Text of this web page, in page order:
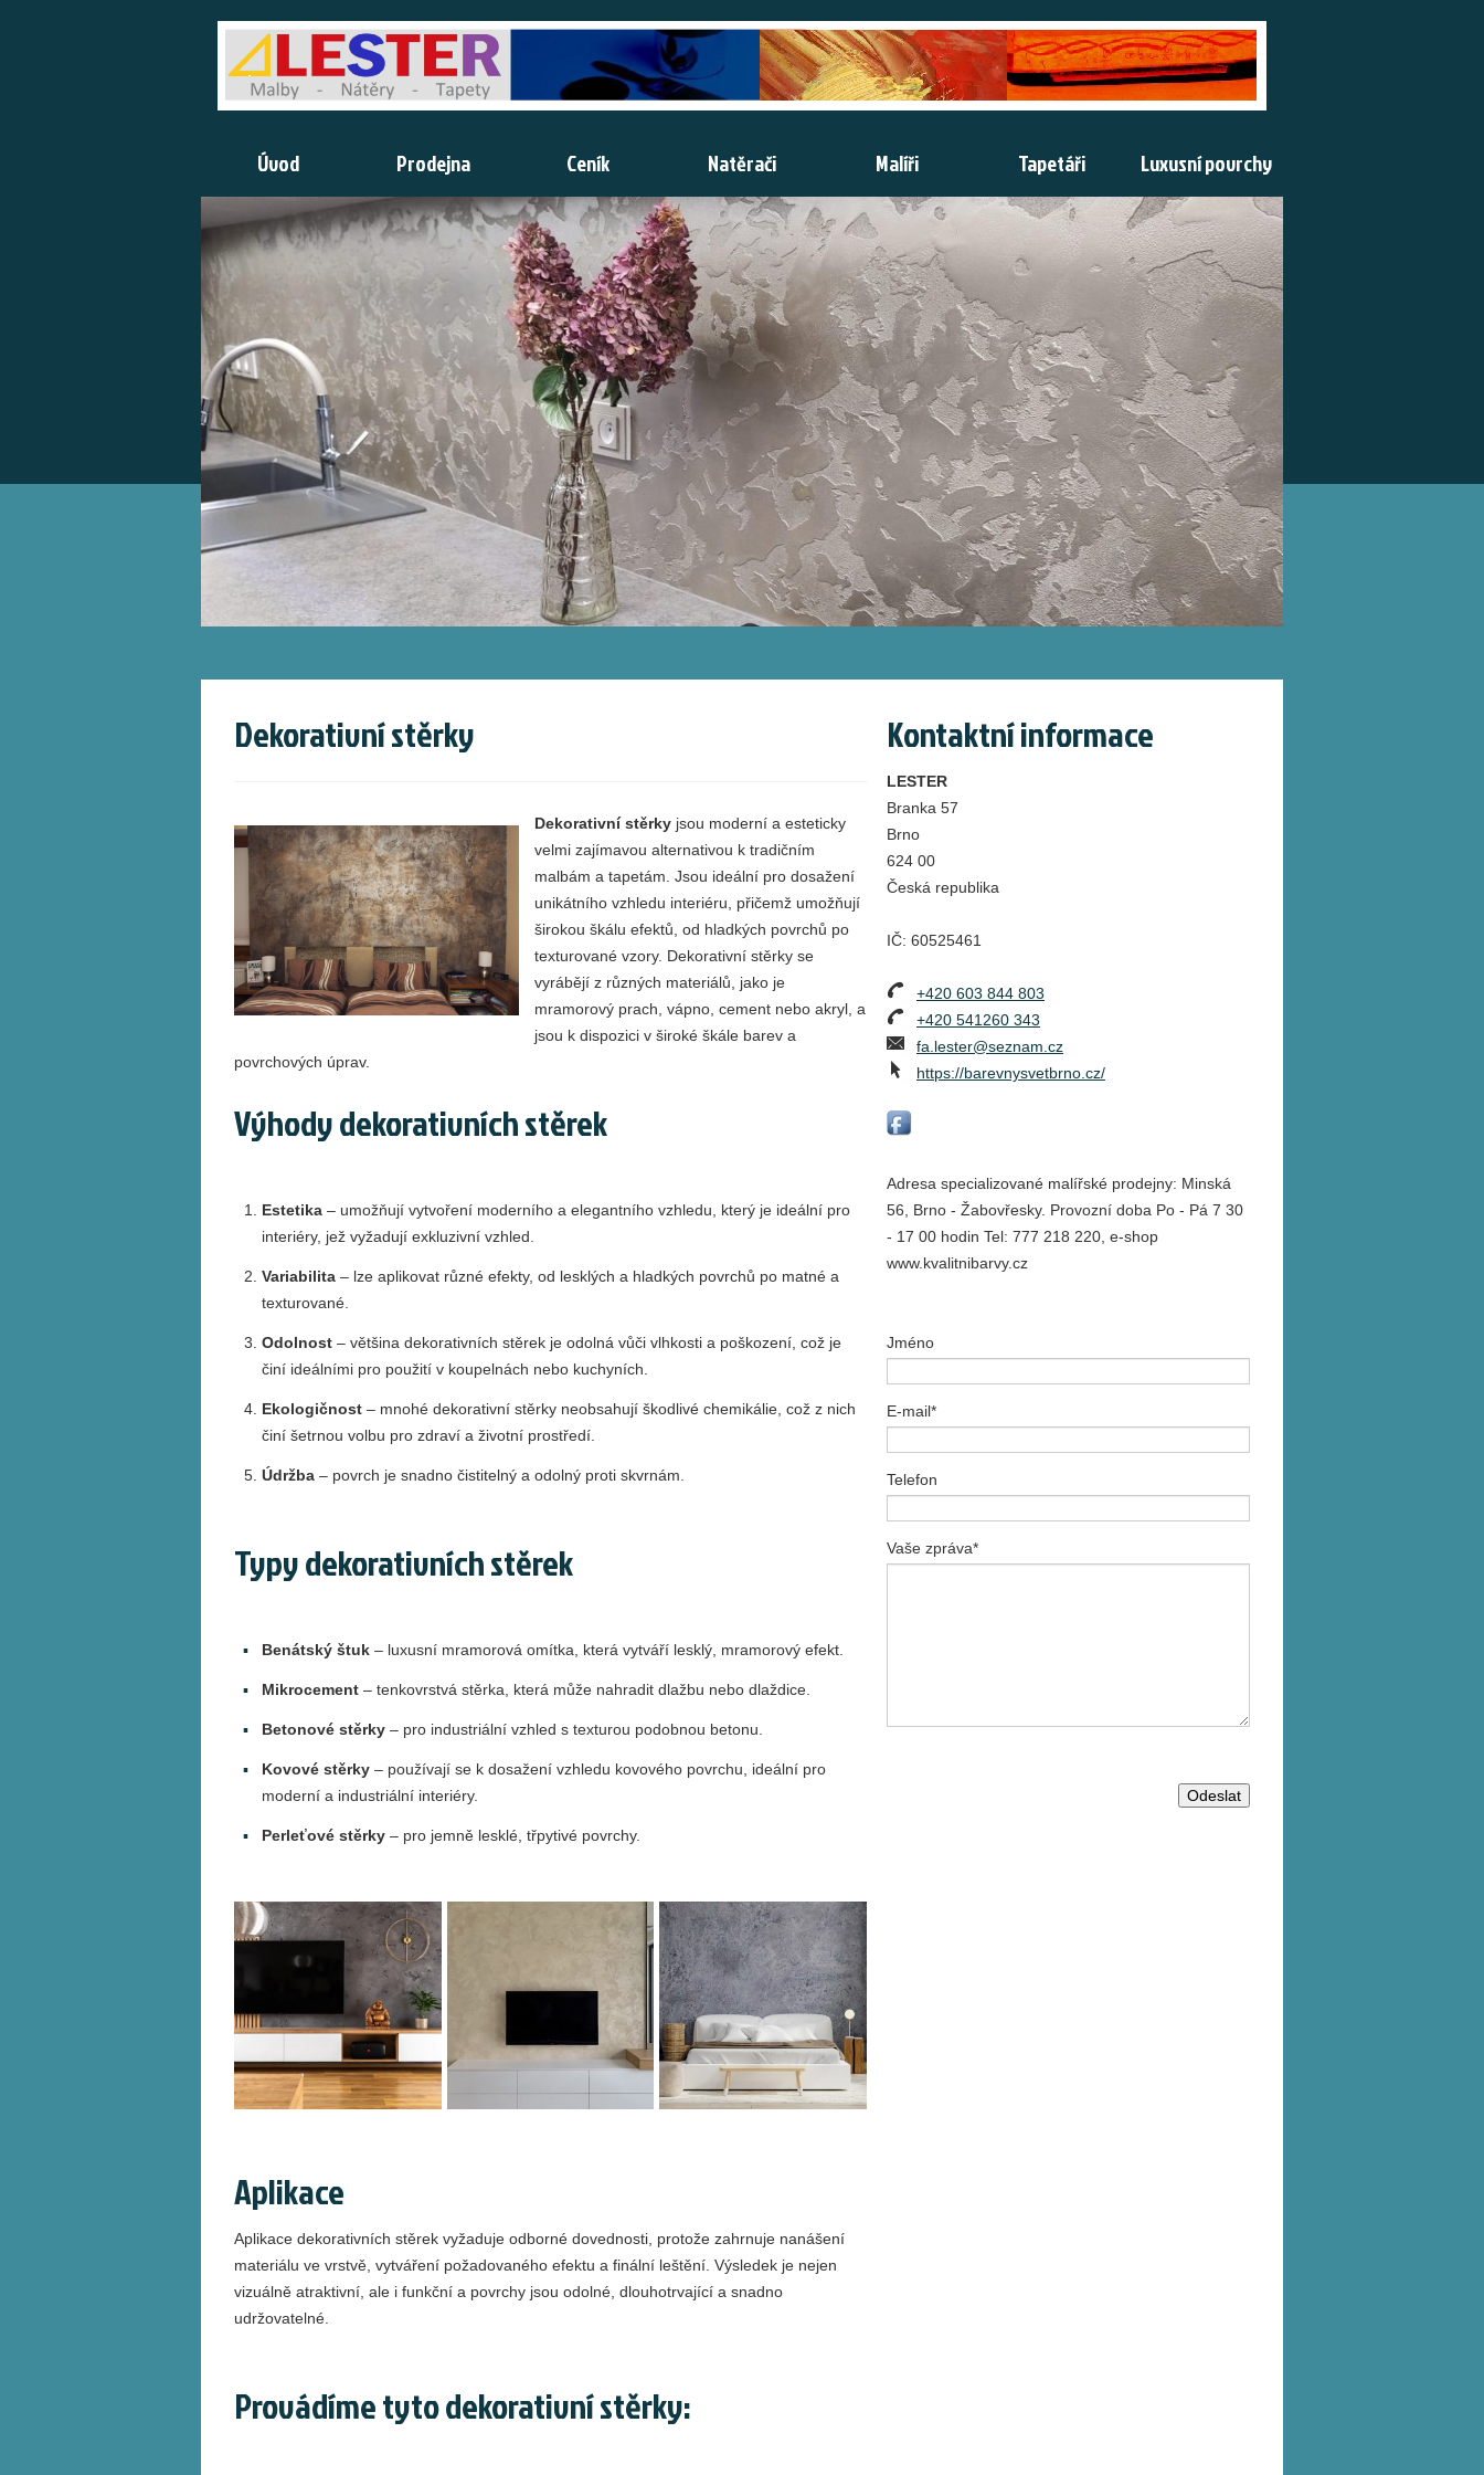
Úvod Prodejna Ceník Natěrači Malíři Tapetáři Luxusní povrchy
Dekorativní stěrky
Dekorativní stěrky jsou moderní a esteticky
velmi zajímavou alternativou k tradičním
malbám a tapetám. Jsou ideální pro dosažení
unikátního vzhledu interiéru, přičemž umožňují
širokou škálu efektů, od hladkých povrchů po
texturované vzory. Dekorativní stěrky se
vyrábějí z různých materiálů, jako je
mramorový prach, vápno, cement nebo akryl, a
jsou k dispozici v široké škále barev a
povrchových úprav.
Výhody dekorativních stěrek
Estetika – umožňují vytvoření moderního a elegantního vzhledu, který je ideální pro
interiéry, jež vyžadují exkluzivní vzhled.
Variabilita – lze aplikovat různé efekty, od lesklých a hladkých povrchů po matné a
texturované.
Odolnost – většina dekorativních stěrek je odolná vůči vlhkosti a poškození, což je
činí ideálními pro použití v koupelnách nebo kuchyních.
Ekologičnost – mnohé dekorativní stěrky neobsahují škodlivé chemikálie, což z nich
činí šetrnou volbu pro zdraví a životní prostředí.
Údržba – povrch je snadno čistitelný a odolný proti skvrnám.
Typy dekorativních stěrek
Benátský štuk – luxusní mramorová omítka, která vytváří lesklý, mramorový efekt.
Mikrocement – tenkovrstvá stěrka, která může nahradit dlažbu nebo dlaždice.
Betonové stěrky – pro industriální vzhled s texturou podobnou betonu.
Kovové stěrky – používají se k dosažení vzhledu kovového povrchu, ideální pro
moderní a industriální interiéry.
Perleťové stěrky – pro jemně lesklé, třpytivé povrchy.
Aplikace
Aplikace dekorativních stěrek vyžaduje odborné dovednosti, protože zahrnuje nanášení
materiálu ve vrstvě, vytváření požadovaného efektu a finální leštění. Výsledek je nejen
vizuálně atraktivní, ale i funkční a povrchy jsou odolné, dlouhotrvající a snadno
udržovatelné.
Provádíme tyto dekorativní stěrky:
Kontaktní informace
LESTER
Branka 57
Brno
624 00
Česká republika
IČ: 60525461
+420 603 844 803
+420 541260 343
fa.lester@seznam.cz
https://barevnysvetbrno.cz/
Adresa specializované malířské prodejny: Minská
56, Brno - Žabovřesky. Provozní doba Po - Pá 7 30
- 17 00 hodin Tel: 777 218 220, e-shop
www.kvalitnibarvy.cz
Jméno
E-mail*
Telefon
Vaše zpráva*